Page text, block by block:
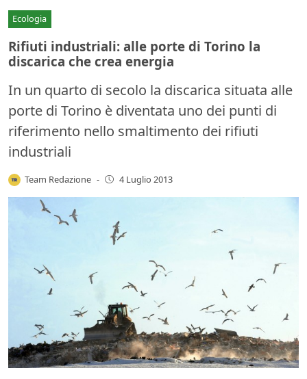
Ecologia
Rifiuti industriali: alle porte di Torino la
discarica che crea energia
In un quarto di secolo la discarica situata alle
porte di Torino è diventata uno dei punti di
riferimento nello smaltimento dei rifiuti
industriali
Team Redazione - 4 Luglio 2013